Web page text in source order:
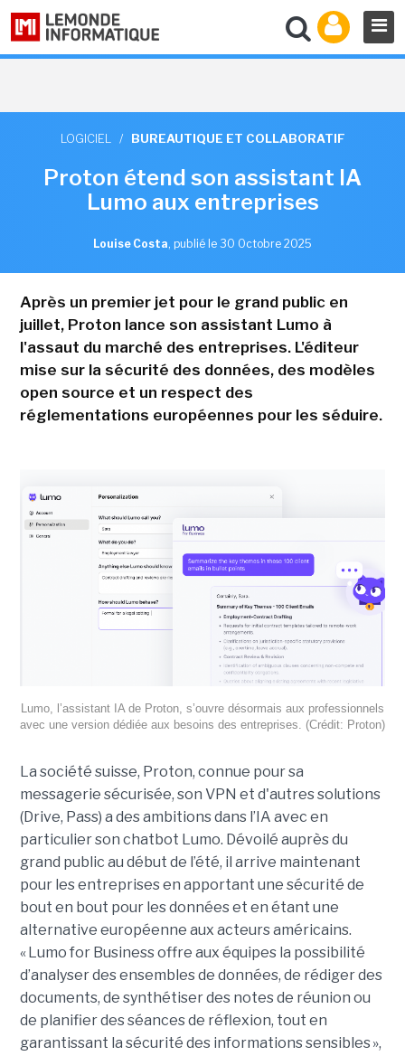
LOGICIEL / BUREAUTIQUE ET COLLABORATIF
Proton étend son assistant IA
Lumo aux entreprises
Louise Costa, publié le 30 Octobre 2025
Après un premier jet pour le grand public en
juillet, Proton lance son assistant Lumo à
l'assaut du marché des entreprises. L'éditeur
mise sur la sécurité des données, des modèles
open source et un respect des
réglementations européennes pour les séduire.
Lumo, l’assistant IA de Proton, s’ouvre désormais aux professionnels
avec une version dédiée aux besoins des entreprises. (Crédit: Proton)
La société suisse, Proton, connue pour sa
messagerie sécurisée, son VPN et d'autres solutions
(Drive, Pass) a des ambitions dans l’IA avec en
particulier son chatbot Lumo. Dévoilé auprès du
grand public au début de l’été, il arrive maintenant
pour les entreprises en apportant une sécurité de
bout en bout pour les données et en étant une
alternative européenne aux acteurs américains.
« Lumo for Business offre aux équipes la possibilité
d’analyser des ensembles de données, de rédiger des
documents, de synthétiser des notes de réunion ou
de planifier des séances de réflexion, tout en
garantissant la sécurité des informations sensibles »,